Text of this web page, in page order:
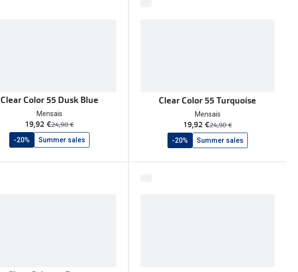
Clear Color 55 Dusk Blue
Mensais
agora:
19,92 €era:
24,90 €
-20% Summer sales
Clear Color 55 Turquoise
Mensais
agora:
19,92 €era:
24,90 €
-20% Summer sales